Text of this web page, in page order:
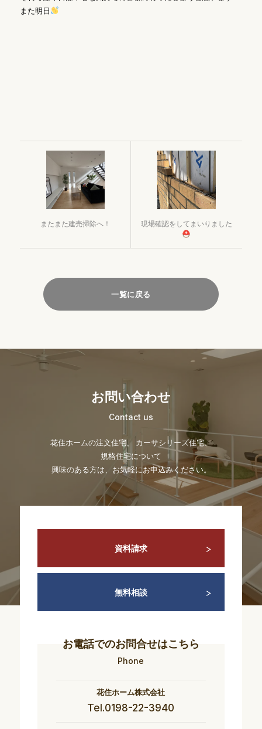
また明日
またまた建売掃除へ！
現場確認をしてまいりました
⛑
一覧に戻る
お問い合わせ
Contact us
花住ホームの注文住宅、 カーサシリーズ住宅、
規格住宅について
興味のある方は、お気軽にお申込みください。
資料請求
無料相談
お電話でのお問合せはこちら
Phone
花住ホーム株式会社
Tel.0198-22-3940